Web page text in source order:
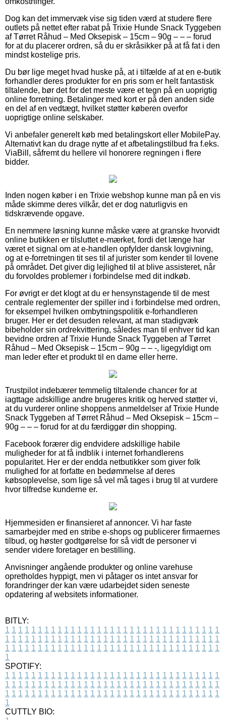
Dog kan det immervæk vise sig tiden værd at studere flere
outlets på nettet efter rabat på Trixie Hunde Snack Tyggeben
af Tørret Råhud – Med Oksepisk – 15cm – 90g – – – forud
for at du placerer ordren, så du er skråsikker på at få fat i den
mindst kostelige pris.
Du bør lige meget hvad huske på, at i tilfælde af at en e-butik
forhandler deres produkter for en pris som er helt fantastisk
tiltalende, bør det for det meste være et tegn på en uoprigtig
online forretning. Betalinger med kort er på den anden side
en del af en vedtægt, hvilket støtter køberen overfor
uoprigtige online selskaber.
Vi anbefaler generelt køb med betalingskort eller MobilePay.
Alternativt kan du drage nytte af et afbetalingstilbud fra f.eks.
ViaBill, såfremt du hellere vil honorere regningen i flere
bidder.
Inden nogen køber i en Trixie webshop kunne man på en vis
måde skimme deres vilkår, det er dog naturligvis en
tidskrævende opgave.
En nemmere løsning kunne måske være at granske hvorvidt
online butikken er tilsluttet e-mærket, fordi det længe har
været et signal om at e-handlen opfylder dansk lovgivning,
og at e-forretningen tit ses til af jurister som kender til lovene
på området. Det giver dig lejlighed til at blive assisteret, når
du forvoldes problemer i forbindelse med dit indkøb.
For øvrigt er det klogt at du er hensynstagende til de mest
centrale reglementer der spiller ind i forbindelse med ordren,
for eksempel hvilken ombytningspolitik e-forhandleren
bruger. Her er det desuden relevant, at man stadigvæk
bibeholder sin ordrekvittering, således man til enhver tid kan
bevidne ordren af Trixie Hunde Snack Tyggeben af Tørret
Råhud – Med Oksepisk – 15cm – 90g – – -, ligegyldigt om
man leder efter et produkt til en dame eller herre.
Trustpilot indebærer temmelig tiltalende chancer for at
iagttage adskillige andre brugeres kritik og herved støtter vi,
at du vurderer online shoppens anmeldelser af Trixie Hunde
Snack Tyggeben af Tørret Råhud – Med Oksepisk – 15cm –
90g – – – forud for at du færdiggør din shopping.
Facebook forærer dig endvidere adskillige habile
muligheder for at få indblik i internet forhandlerens
popularitet. Her er der endda netbutikker som giver folk
mulighed for at forfatte en bedømmelse af deres
købsoplevelse, som lige så vel må tages i brug til at vurdere
hvor tilfredse kunderne er.
Hjemmesiden er finansieret af annoncer. Vi har faste
samarbejder med en stribe e-shops og publicerer firmaernes
tilbud, og høster godtgørelse for så vidt de personer vi
sender videre foretager en bestilling.
Anvisninger angående produkter og online varehuse
opretholdes hyppigt, men vi påtager os intet ansvar for
forandringer der kan være udarbejdet siden seneste
opdatering af websitets informationer.
BITLY:
1 1 1 1 1 1 1 1 1 1 1 1 1 1 1 1 1 1 1 1 1 1 1 1 1 1 1 1 1 1 1 1 1
1 1 1 1 1 1 1 1 1 1 1 1 1 1 1 1 1 1 1 1 1 1 1 1 1 1 1 1 1 1 1 1 1
1 1 1 1 1 1 1 1 1 1 1 1 1 1 1 1 1 1 1 1 1 1 1 1 1 1 1 1 1 1 1 1 1
1
SPOTIFY:
1 1 1 1 1 1 1 1 1 1 1 1 1 1 1 1 1 1 1 1 1 1 1 1 1 1 1 1 1 1 1 1 1
1 1 1 1 1 1 1 1 1 1 1 1 1 1 1 1 1 1 1 1 1 1 1 1 1 1 1 1 1 1 1 1 1
1 1 1 1 1 1 1 1 1 1 1 1 1 1 1 1 1 1 1 1 1 1 1 1 1 1 1 1 1 1 1 1 1
1
CUTTLY BIO: